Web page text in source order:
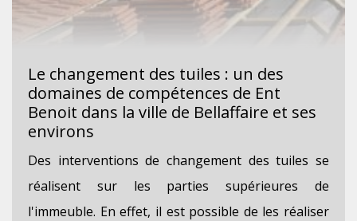
Le changement des tuiles : un des
domaines de compétences de Ent
Benoit dans la ville de Bellaffaire et ses
environs
Des interventions de changement des tuiles se
réalisent sur les parties supérieures de
l'immeuble. En effet, il est possible de les réaliser